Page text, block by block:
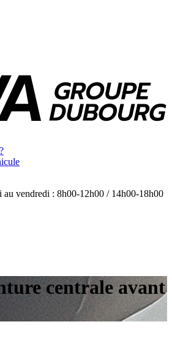
vendredi : 8h00-12h00 / 14h00-18h00
centrale avant